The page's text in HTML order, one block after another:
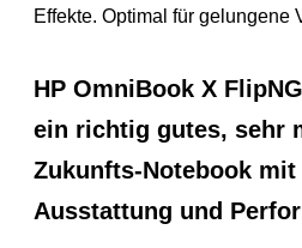
Effekte. Optimal für gelungene
HP OmniBook X
ein richtig gutes, sehr
Zukunfts-Notebook
Ausstattung und